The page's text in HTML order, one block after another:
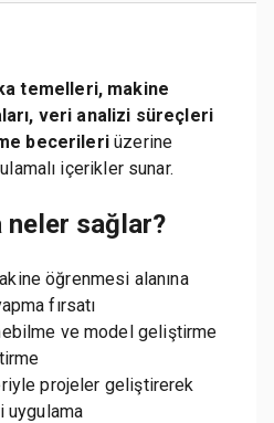
temelleri, makine
veri analizi süreçleri
becerileriüzerine
içerikler sunar.
neler sağlar?
öğrenmesi alanına
fırsatı
ve model geliştirme
projeler geliştirerek
uygulama